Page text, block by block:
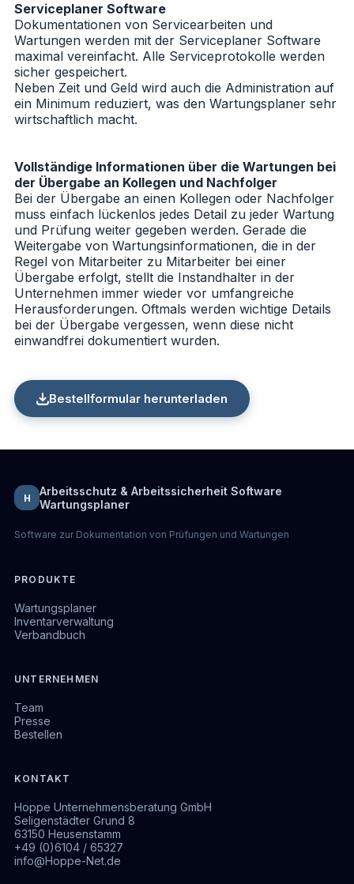
Serviceplaner Software
Dokumentationen von Servicearbeiten und
Wartungen werden mit der Serviceplaner Software
maximal vereinfacht. Alle Serviceprotokolle werden
sicher gespeichert.
Neben Zeit und Geld wird auch die Administration auf
ein Minimum reduziert, was den Wartungsplaner sehr
wirtschaftlich macht.
Vollständige Informationen über die Wartungen bei
der Übergabe an Kollegen und Nachfolger
Bei der Übergabe an einen Kollegen oder Nachfolger
muss einfach lückenlos jedes Detail zu jeder Wartung
und Prüfung weiter gegeben werden. Gerade die
Weitergabe von Wartungsinformationen, die in der
Regel von Mitarbeiter zu Mitarbeiter bei einer
Übergabe erfolgt, stellt die Instandhalter in der
Unternehmen immer wieder vor umfangreiche
Herausforderungen. Oftmals werden wichtige Details
bei der Übergabe vergessen, wenn diese nicht
einwandfrei dokumentiert wurden.
Bestellformular herunterladen
H
Arbeitsschutz & Arbeitssicherheit Software
Wartungsplaner
Software zur Dokumentation von Prüfungen und Wartungen
PRODUKTE
Wartungsplaner
Inventarverwaltung
Verbandbuch
UNTERNEHMEN
Team
Presse
Bestellen
KONTAKT
Hoppe Unternehmensberatung GmbH
Seligenstädter Grund 8
63150 Heusenstamm
+49 (0)6104 / 65327
info@Hoppe-Net.de